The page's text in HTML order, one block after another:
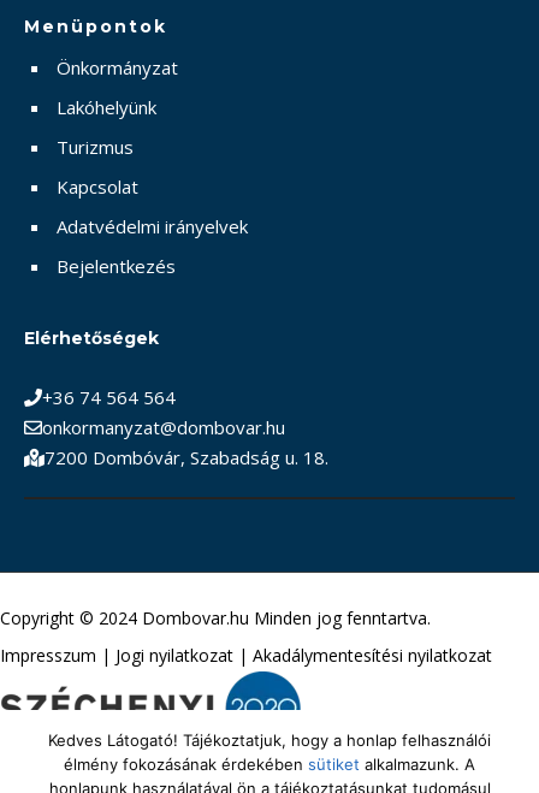
Menüpontok
Önkormányzat
Lakóhelyünk
Turizmus
Kapcsolat
Adatvédelmi irányelvek
Bejelentkezés
Elérhetőségek
+36 74 564 564
onkormanyzat@dombovar.hu
7200 Dombóvár, Szabadság u. 18.
Copyright © 2024 Dombovar.hu Minden jog fenntartva.
Impresszum | Jogi nyilatkozat | Akadálymentesítési nyilatkozat
Kedves Látogató! Tájékoztatjuk, hogy a honlap felhasználói
élmény fokozásának érdekében sütiket alkalmazunk. A
honlapunk használatával ön a tájékoztatásunkat tudomásul